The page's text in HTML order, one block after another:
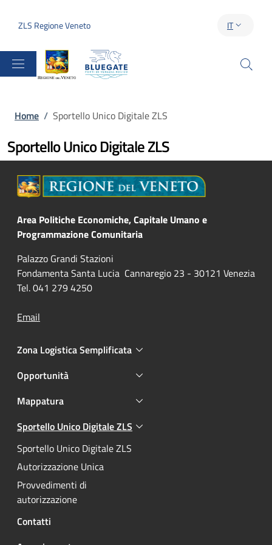
ZLS Regione Veneto IT
Briciole di pane
Home / Sportello Unico Digitale ZLS
Sportello Unico Digitale ZLS
Area Politiche Economiche, Capitale Umano e
Programmazione Comunitaria
Palazzo Grandi Stazioni
Fondamenta Santa Lucia Cannaregio 23 - 30121 Venezia
Tel. 041 279 4250
Email
Zona Logistica Semplificata
Opportunità
Mappatura
Sportello Unico Digitale ZLS
Attivo
Sportello Unico Digitale ZLS
Autorizzazione Unica
Provvedimenti di
autorizzazione
Contatti